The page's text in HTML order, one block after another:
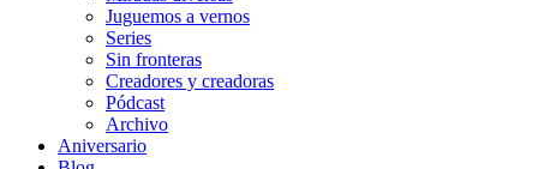
Juguemos a vernos
Series
Sin fronteras
Creadores y creadoras
Pódcast
Archivo
Aniversario